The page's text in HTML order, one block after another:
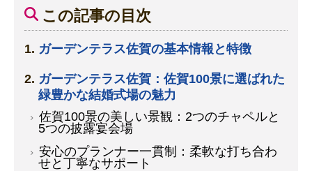
この記事の目次
ガーデンテラス佐賀の基本情報と特徴
ガーデンテラス佐賀：佐賀100景に選ばれた
緑豊かな結婚式場の魅力
佐賀100景の美しい景観：2つのチャペルと
5つの披露宴会場
安心のプランナー一貫制：柔軟な打ち合わ
せと丁寧なサポート